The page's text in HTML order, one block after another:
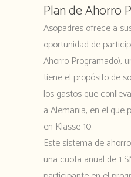
Plan de Ahorro
Asopadres ofrece a
oportunidad de
Ahorro Programado),
tiene el propósito de
los gastos que
a Alemania, en el que
en Klasse 10.
Este sistema de
una cuota anual de 1